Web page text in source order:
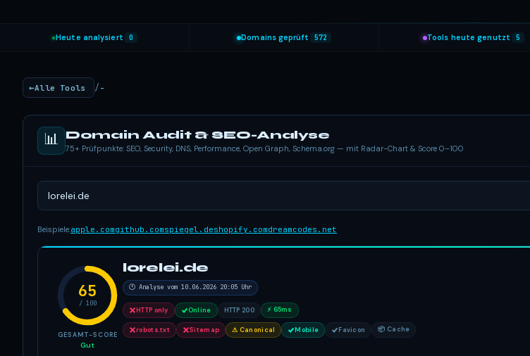
Heute analysiert 0 Domains geprüft 572 Tools heute genutzt 5
Alle Tools / -
📊 Domain Audit & SEO-Analyse
75+ Prüfpunkte: SEO, Security, DNS, Performance, Open Graph, Schema.org — mit Radar-Chart & Score 0–100
Beispiele:apple.comgithub.comspiegel.deshopify.comdreamcodes.net
65
/ 100
GESAMT-SCORE
Gut
lorelei.de
🕐 Analyse vom 10.06.2026 20:05 Uhr
HTTP only Online HTTP 200 ⚡ 65ms
robots.txt Sitemap ⚠ Canonical Mobile Favicon 📦 Cache